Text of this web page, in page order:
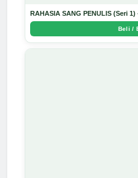
RAHASIA SANG PENULIS (Seri
Beli /